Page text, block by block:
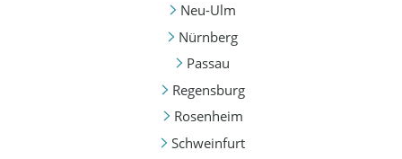
Neu-Ulm
Nürnberg
Passau
Regensburg
Rosenheim
Schweinfurt